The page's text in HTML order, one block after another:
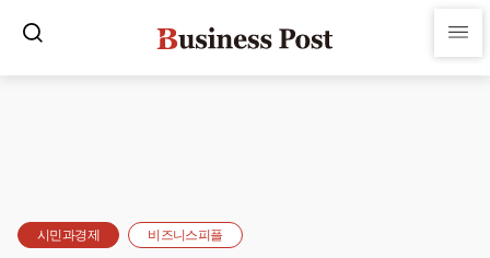
시민과경제 비즈니스피플